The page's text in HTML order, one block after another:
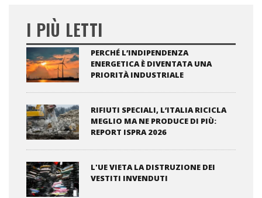
I PIÙ LETTI
PERCHÉ L’INDIPENDENZA
ENERGETICA È DIVENTATA UNA
PRIORITÀ INDUSTRIALE
RIFIUTI SPECIALI, L’ITALIA RICICLA
MEGLIO MA NE PRODUCE DI PIÙ:
REPORT ISPRA 2026
L'UE VIETA LA DISTRUZIONE DEI
VESTITI INVENDUTI